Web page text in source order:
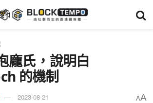
龐氏 ，說明白
的機制
2023-08-21 AA